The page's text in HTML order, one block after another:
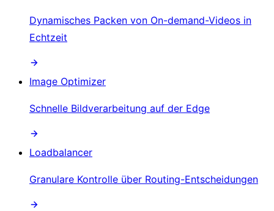
Dynamisches Packen von On-demand-Videos in
Echtzeit
Image Optimizer
Schnelle Bildverarbeitung auf der Edge
Loadbalancer
Granulare Kontrolle über Routing-Entscheidungen